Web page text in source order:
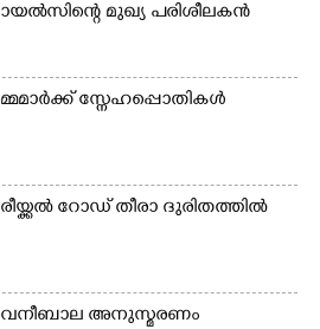
മുഖ്യ പരിശീലകൻ
സ്നേഹപ്പൊതികൾ
റോഡ് തീരാ ദുരിതത്തിൽ
അനുസ്മരണം